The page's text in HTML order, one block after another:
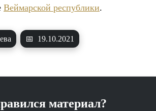
Веймарской республики.
📅 19.10.2021
материал?